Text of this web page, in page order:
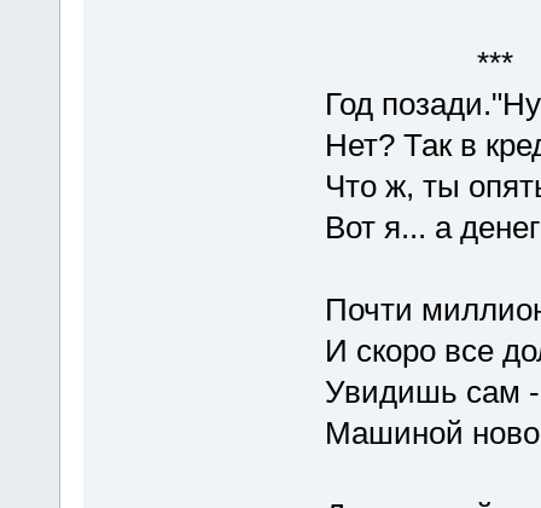
***
Год
Нет? Так в
Что ж, ты
Вот я... а
Почти
И скоро все
Увидишь сам -
Машиной